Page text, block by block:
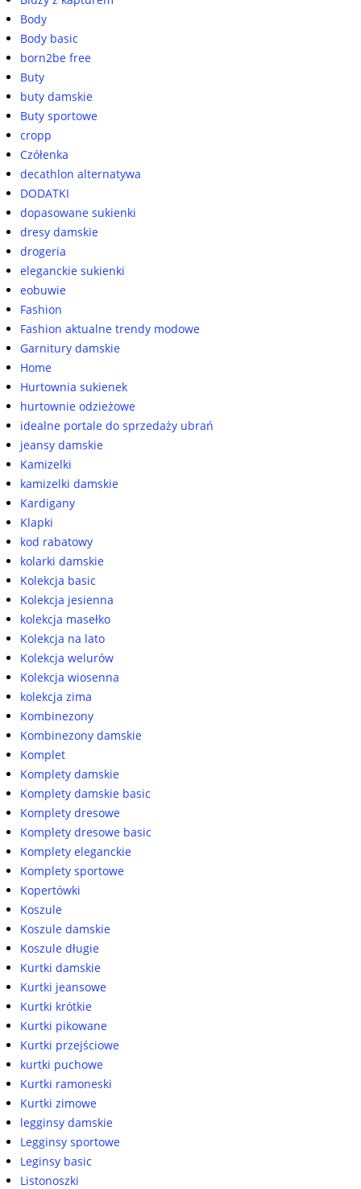
Body
Body basic
born2be free
Buty
buty damskie
Buty sportowe
cropp
Czółenka
decathlon alternatywa
DODATKI
dopasowane sukienki
dresy damskie
drogeria
eleganckie sukienki
eobuwie
Fashion
Fashion aktualne trendy modowe
Garnitury damskie
Home
Hurtownia sukienek
hurtownie odzieżowe
idealne portale do sprzedaży ubrań
jeansy damskie
Kamizelki
kamizelki damskie
Kardigany
Klapki
kod rabatowy
kolarki damskie
Kolekcja basic
Kolekcja jesienna
kolekcja masełko
Kolekcja na lato
Kolekcja welurów
Kolekcja wiosenna
kolekcja zima
Kombinezony
Kombinezony damskie
Komplet
Komplety damskie
Komplety damskie basic
Komplety dresowe
Komplety dresowe basic
Komplety eleganckie
Komplety sportowe
Kopertówki
Koszule
Koszule damskie
Koszule długie
Kurtki damskie
Kurtki jeansowe
Kurtki krótkie
Kurtki pikowane
Kurtki przejściowe
kurtki puchowe
Kurtki ramoneski
Kurtki zimowe
legginsy damskie
Legginsy sportowe
Leginsy basic
Listonoszki